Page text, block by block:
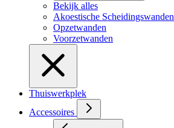
Bekijk alles
Akoestische Scheidingswanden
Opzetwanden
Voorzetwanden
Thuiswerkplek
Accessoires